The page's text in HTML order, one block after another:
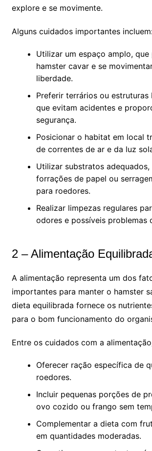
explore e se movimente.
Alguns cuidados importantes
Utilizar um espaço amplo, que
hamster cavar e se
liberdade.
Preferir terrários ou estruturas
que evitam acidentes e
segurança.
Posicionar o habitat em local
de correntes de ar e da luz
Utilizar substratos adequados,
forrações de papel ou
para roedores.
Realizar limpezas regulares
odores e possíveis problemas
2 – Alimentação
A alimentação representa um dos
importantes para manter o hamster
dieta equilibrada fornece os
para o bom funcionamento do
Entre os cuidados com a
Oferecer ração específica de
roedores.
Incluir pequenas porções de
ovo cozido ou frango sem
Complementar a dieta com
em quantidades moderadas.